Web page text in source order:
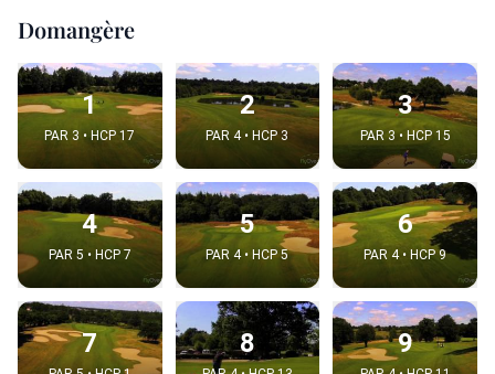
Domangère
1
PAR 3 • HCP 17
2
PAR 4 • HCP 3
3
PAR 3 • HCP 15
4
PAR 5 • HCP 7
5
PAR 4 • HCP 5
6
PAR 4 • HCP 9
7 8 9